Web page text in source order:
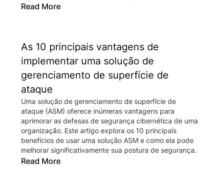
Read More
As 10 principais vantagens de
implementar uma solução de
gerenciamento de superfície de
ataque
Uma solução de gerenciamento de superfície de
ataque (ASM) oferece inúmeras vantagens para
aprimorar as defesas de segurança cibernética de uma
organização. Este artigo explora os 10 principais
benefícios de usar uma solução ASM e como ela pode
melhorar significativamente sua postura de segurança.
Read More